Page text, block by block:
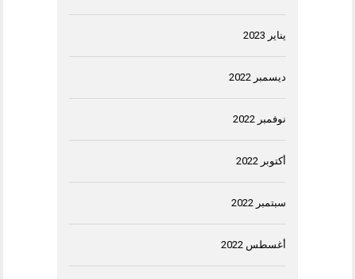
يناير 2023
ديسمبر 2022
نوفمبر 2022
أكتوبر 2022
سبتمبر 2022
أغسطس 2022